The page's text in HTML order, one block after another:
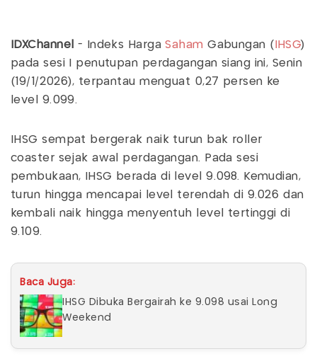
IDXChannel - Indeks HargaSaham Gabungan ( IHSG)
pada sesi I penutupan perdagangan siang ini, Senin
(19/1/2026), terpantau menguat 0,27 persen ke
level 9.099.
IHSG sempat bergerak naik turun bak roller
coaster sejak awal perdagangan. Pada sesi
pembukaan, IHSG berada di level 9.098. Kemudian,
turun hingga mencapai level terendah di 9.026 dan
kembali naik hingga menyentuh level tertinggi di
9.109.
Baca Juga:
IHSG Dibuka Bergairah ke 9.098 usai Long
Weekend